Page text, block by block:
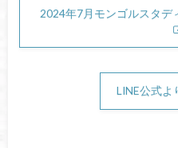
2024年7月モンゴルスタデ
LINE公式よ